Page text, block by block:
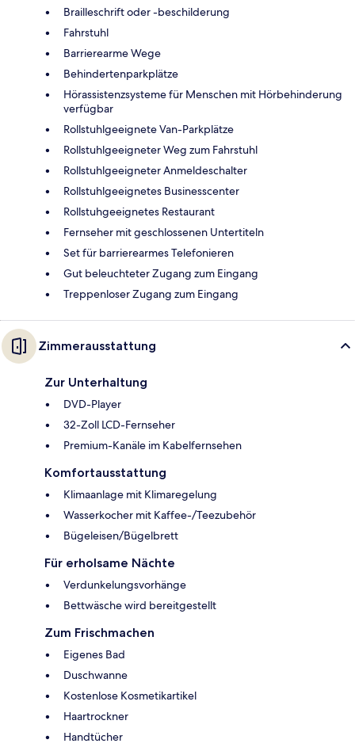
Brailleschrift oder -beschilderung
Fahrstuhl
Barrierearme Wege
Behindertenparkplätze
Hörassistenzsysteme für Menschen mit Hörbehinderung
verfügbar
Rollstuhlgeeignete Van-Parkplätze
Rollstuhlgeeigneter Weg zum Fahrstuhl
Rollstuhlgeeigneter Anmeldeschalter
Rollstuhlgeeignetes Businesscenter
Rollstuhgeeignetes Restaurant
Fernseher mit geschlossenen Untertiteln
Set für barrierearmes Telefonieren
Gut beleuchteter Zugang zum Eingang
Treppenloser Zugang zum Eingang
Zimmerausstattung
Zur Unterhaltung
DVD-Player
32-Zoll LCD-Fernseher
Premium-Kanäle im Kabelfernsehen
Komfortausstattung
Klimaanlage mit Klimaregelung
Wasserkocher mit Kaffee-/Teezubehör
Bügeleisen/Bügelbrett
Für erholsame Nächte
Verdunkelungsvorhänge
Bettwäsche wird bereitgestellt
Zum Frischmachen
Eigenes Bad
Duschwanne
Kostenlose Kosmetikartikel
Haartrockner
Handtücher